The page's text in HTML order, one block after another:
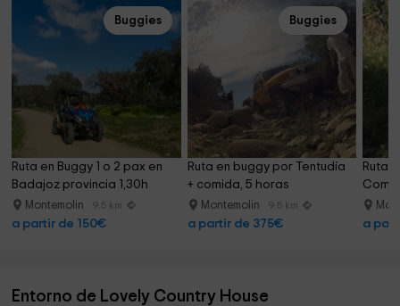
Buggies
Ruta en Buggy 1 o 2 pax en
Badajoz provincia 1,30h
Montemolin 9.5 km
a partir de 150€
Buggies
Ruta en buggy por Tentudía
+ comida, 5 horas
Montemolin 9.5 km
a partir de 375€
Ruta
a
Entorno de Lovely Country House